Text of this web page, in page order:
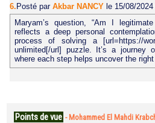
6.Posté par Akbar NANCY le 15/08/
Maryam’s question, “Am I
reflects a deep personal
process of solving a [url=https://
unlimited[/url] puzzle. It’s a journey
where each step helps uncover the
Points de vue - Mohammed El Mahdi